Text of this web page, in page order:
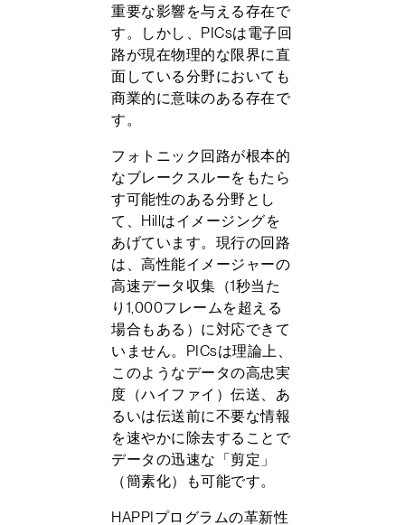
重要な影響を与える存在で
す。しかし、PICsは電子回
路が現在物理的な限界に直
面している分野においても
商業的に意味のある存在で
す。
フォトニック回路が根本的
なブレークスルーをもたら
す可能性のある分野とし
て、Hillはイメージングを
あげています。現行の回路
は、高性能イメージャーの
高速データ収集（1秒当た
り1,000フレームを超える
場合もある）に対応できて
いません。PICsは理論上、
このようなデータの高忠実
度（ハイファイ）伝送、あ
るいは伝送前に不要な情報
を速やかに除去することで
データの迅速な「剪定」
（簡素化）も可能です。
HAPPIプログラムの革新性